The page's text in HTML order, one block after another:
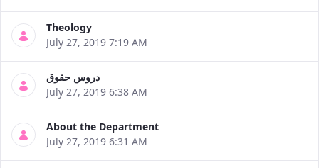
Theology
July 27, 2019 7:19 AM
دروس حقوق
July 27, 2019 6:38 AM
About the Department
July 27, 2019 6:31 AM